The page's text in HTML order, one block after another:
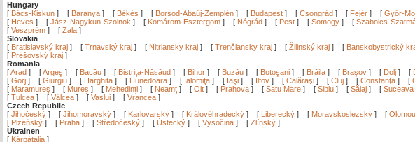
Hungary
[ Bács-Kiskun ] [ Baranya ] [ Békés ] [ Borsod-Abaúj-Zemplén ] [ Budapest ] [ Csongrád ] [ Fejér ] [ Győr-
[ Heves ] [ Jász-Nagykun-Szolnok ] [ Komárom-Esztergom ] [ Nógrád ] [ Pest ] [ Somogy ] [ Szabolcs-
[ Veszprém ] [ Zala ]
Slovakia
[ Bratislavský kraj ] [ Trnavský kraj ] [ Nitriansky kraj ] [ Trenčiansky kraj ] [ Žilinský kraj ] [ Banskobystrický
[ Prešovský kraj ]
Romania
[Arad ] [Argeş ] [ Bacău ] [ Bistriţa-Năsăud ] [ Bihor ] [ Buzău ] [ Botoşani ] [ Brăila ] [ Braşov ] [ Dolj ] [
[ Gorj ] [ Giurgiu ] [ Harghita ] [ Hunedoara ] [ Ialomiţa ] [ Iaşi ] [ Ilfov ] [ Călăraşi ] [ Cluj ] [ Constanţa ] [
[ Maramureş ] [ Mureş ] [ Mehedinţi ] [ Neamţ ] [ Olt ] [ Prahova ] [ Satu Mare ] [ Sibiu ] [ Sălaj ] [ Suceava
[ Tulcea ] [ Vâlcea ] [ Vaslui ] [ Vrancea ]
Czech Republic
[ Jihočeský ] [ Jihomoravský ] [ Karlovarský ] [ Královéhradecký ] [ Liberecký ] [ Moravskoslezský ] [
[ Plzeňský ] [ Praha ] [ Středočeský ] [ Ústecký ] [ Vysočina ] [ Zlínský ]
Ukrainen
[ Kárpátalja ]